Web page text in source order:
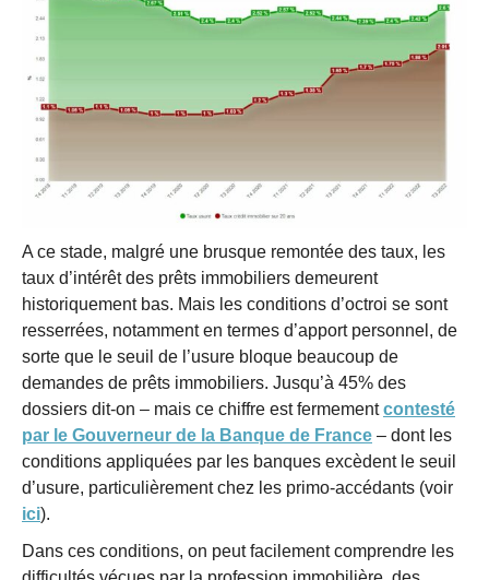
A ce stade, malgré une brusque remontée des taux, les
taux d’intérêt des prêts immobiliers demeurent
historiquement bas. Mais les conditions d’octroi se sont
resserrées, notamment en termes d’apport personnel, de
sorte que le seuil de l’usure bloque beaucoup de
demandes de prêts immobiliers. Jusqu’à 45% des
dossiers dit-on – mais ce chiffre est fermementcontesté
par le Gouverneur de la Banque de France – dont les
conditions appliquées par les banques excèdent le seuil
d’usure, particulièrement chez les primo-accédants (voir
ici).
Dans ces conditions, on peut facilement comprendre les